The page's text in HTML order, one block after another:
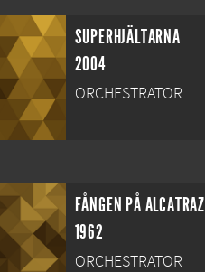
SUPERHJÄLTARNA
2004
ORCHESTRATOR
FÅNGEN PÅ ALCATRAZ
1962
ORCHESTRATOR